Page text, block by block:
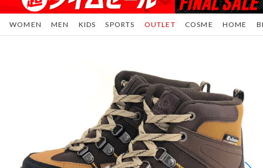
WOMEN MEN KIDS SPORTS COSME HOME
OUTLET